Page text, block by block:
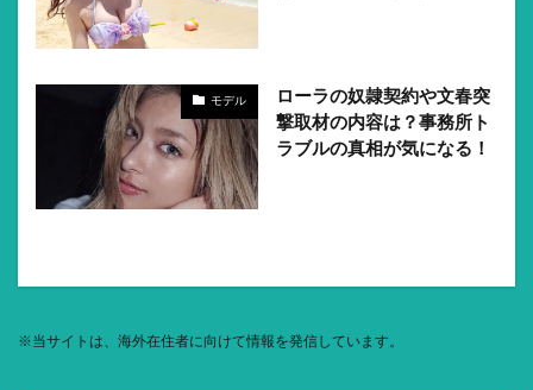
モデル
ローラの奴隷契約や文春突
撃取材の内容は？事務所ト
ラブルの真相が気になる！
※当サイトは、海外在住者に向けて情報を発信しています。